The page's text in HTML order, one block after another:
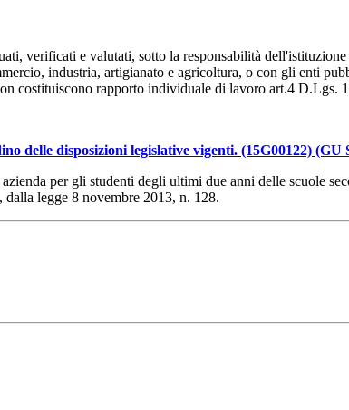
verificati e valutati, sotto la responsabilità
industria, artigianato e agricoltura, o con gli enti
costituiscono rapporto individuale di lavoro art.4 D.Lgs.
delle disposizioni legislative vigenti. (15G00122) (GU
per gli studenti degli ultimi due anni delle scuole
legge 8 novembre 2013, n. 128.